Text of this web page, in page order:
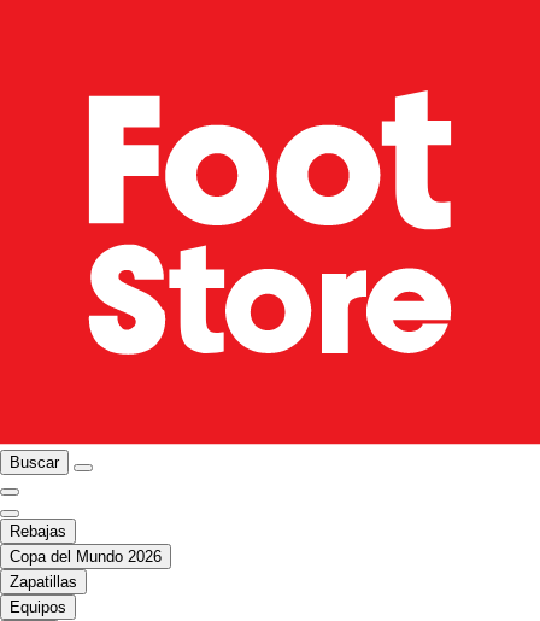
Buscar
Rebajas
Copa del Mundo 2026
Zapatillas
Equipos